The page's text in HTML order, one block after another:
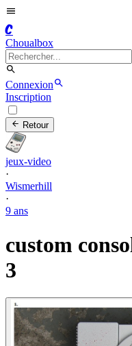
C
Choualbox
Connexion
Inscription
Retour
jeux-video
·
Wismerhill
·
9 ans
custom
3